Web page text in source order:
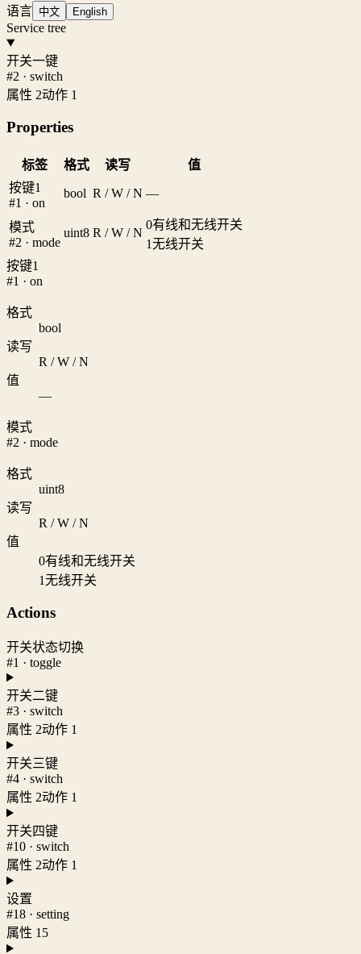
语言 中文 English
Service tree
开关一键
#2 · switch
属性 2动作 1
Properties
标签 格式 读写
值
按键1
#1 · on
bool R / W / N —
模式
#2 · mode
uint8 R / W / N
0有线和无线开关
1无线开关
按键1
#1 · on
格式
bool
读写
R / W / N
值
—
模式
#2 · mode
格式
uint8
读写
R / W / N
值
0有线和无线开关
1无线开关
Actions
开关状态切换
#1 · toggle
开关二键
#3 · switch
属性 2动作 1
开关三键
#4 · switch
属性 2动作 1
开关四键
#10 · switch
属性 2动作 1
设置
#18 · setting
属性 15